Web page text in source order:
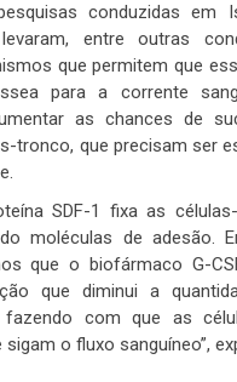
conduzidas em
entre outras
que permitem que
para a corrente
as chances de
tronco, que precisam ser
SDF-1 fixa as
moléculas de adesão.
que o biofármaco G-
que diminui a
fazendo com que as
sigam o fluxo sanguíneo”,